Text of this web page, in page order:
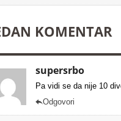
KOMENTAR
supersrbo
Pa vidi se da nije 10
Odgovori